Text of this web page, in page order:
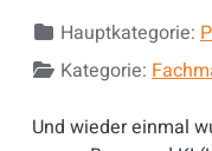
DetailsHauptkategorie:
Kategorie:
Und wieder einmal